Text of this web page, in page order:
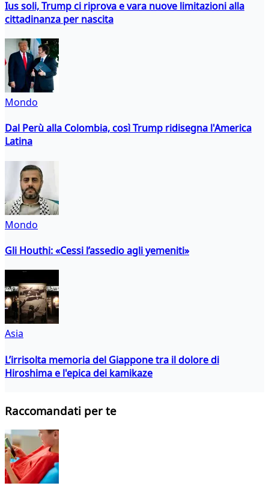
Ius soli, Trump ci riprova e vara nuove limitazioni alla
cittadinanza per nascita
Mondo
Dal Perù alla Colombia, così Trump ridisegna l'America
Latina
Mondo
Gli Houthi: «Cessi l’assedio agli yemeniti»
Asia
L’irrisolta memoria del Giappone tra il dolore di
Hiroshima e l'epica dei kamikaze
Raccomandati per te